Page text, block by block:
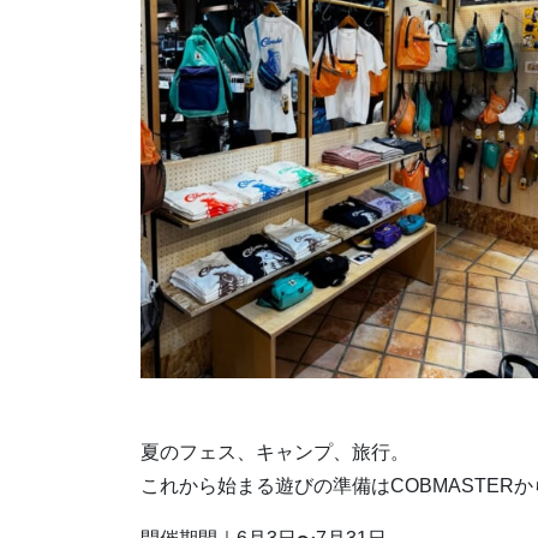
夏のフェス、キャンプ、旅行。
これから始まる遊びの準備はCOBMASTERか